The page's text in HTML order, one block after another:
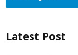
Latest Post